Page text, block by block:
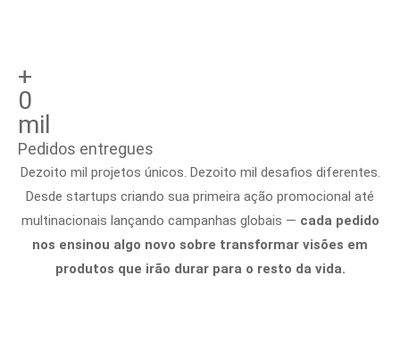
+
0
mil
Pedidos entregues
Dezoito mil projetos únicos. Dezoito mil desafios diferentes.
Desde startups criando sua primeira ação promocional até
multinacionais lançando campanhas globais — cada pedido
nos ensinou algo novo sobre transformar visões em
produtos que irão durar para o resto da vida.